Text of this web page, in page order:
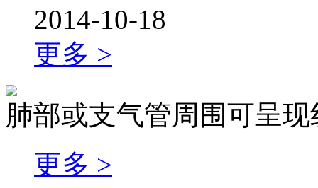
2014-10-18
更多 >
肺部或支气管周围可呈
更多 >